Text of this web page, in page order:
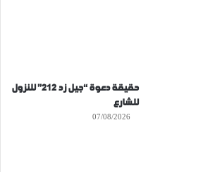
حقيقة دعوة “جيل زد 212” للنزول
للشارع
07/08/2026